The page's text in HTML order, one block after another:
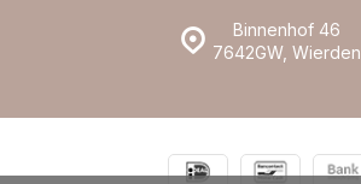
Binnenhof 46
7642GW, Wierden